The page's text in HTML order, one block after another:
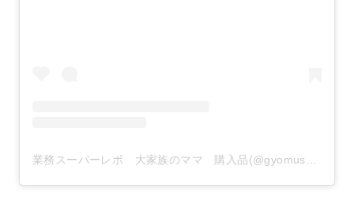
業務スーパーレポ 大家族のママ 購入品(@gyomusuper_love)がシェアした投稿